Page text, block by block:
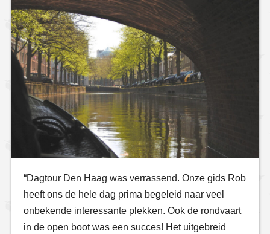
“Dagtour Den Haag was verrassend. Onze gids Rob
heeft ons de hele dag prima begeleid naar veel
onbekende interessante plekken. Ook de rondvaart
in de open boot was een succes! Het uitgebreid